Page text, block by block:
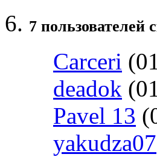
7 пользователей
Carceri
deadok
Pavel 13
yakudza07